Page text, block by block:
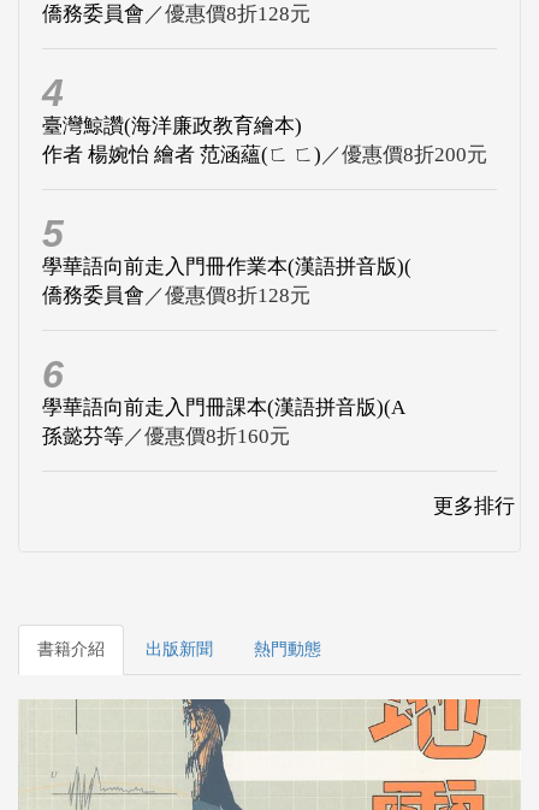
僑務委員會 ／優惠價8折128元
4
臺灣鯨讚(海洋廉政教育繪本)
作者 楊婉怡 繪者 范涵蘊(ㄈ ㄈ) ／優惠價8折200元
5
學華語向前走入門冊作業本(漢語拼音版)(
僑務委員會 ／優惠價8折128元
6
學華語向前走入門冊課本(漢語拼音版)(A
孫懿芬等／優惠價8折160元
更多排行
書籍介紹 出版新聞 熱門動態